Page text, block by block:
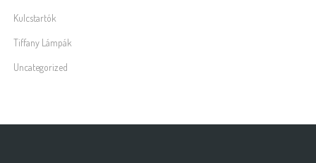
Kulcstartók
Tiffany Lámpák
Uncategorized